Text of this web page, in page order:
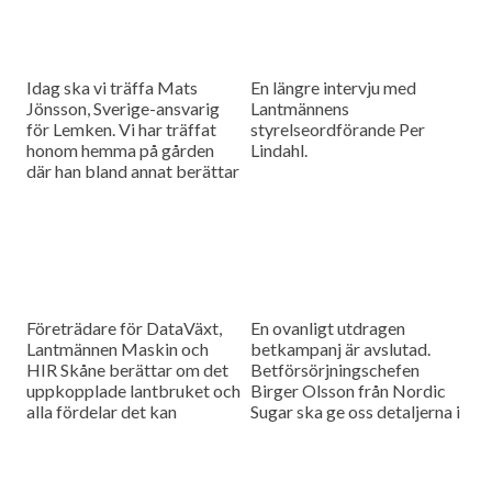
Idag ska vi träffa Mats
Jönsson, Sverige-ansvarig
för Lemken. Vi har träffat
honom hemma på gården
där han bland annat berättar
En längre intervju med
Lantmännens
styrelseordförande Per
Lindahl.
Företrädare för DataVäxt,
Lantmännen Maskin och
HIR Skåne berättar om det
uppkopplade lantbruket och
alla fördelar det kan
En ovanligt utdragen
betkampanj är avslutad.
Betförsörjningschefen
Birger Olsson från Nordic
Sugar ska ge oss detaljerna i